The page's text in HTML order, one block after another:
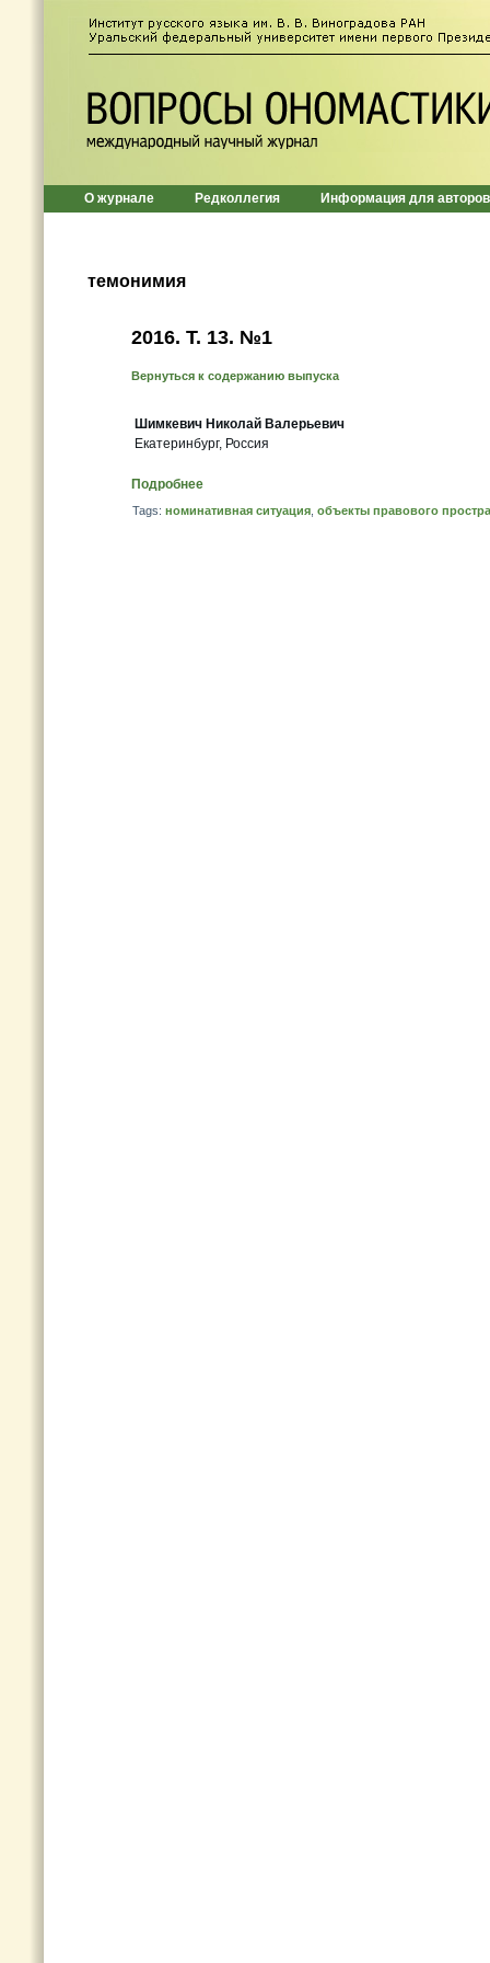
О журнале Редколлегия Информация для авторов
темонимия
2016. T. 13. №1
Вернуться к содержанию выпуска
Шимкевич Николай Валерьевич
Екатеринбург, Россия
Подробнее
Tags: номинативная ситуация объекты правового